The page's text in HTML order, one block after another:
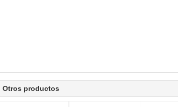
Otros productos